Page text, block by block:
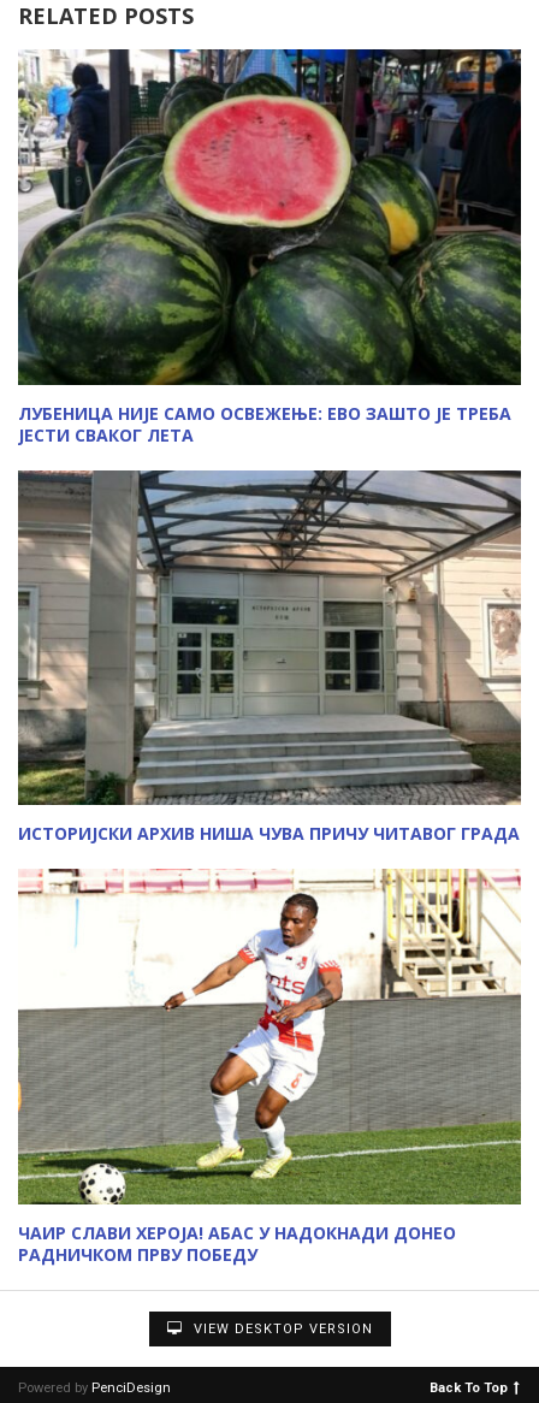
RELATED POSTS
ЛУБЕНИЦА НИЈЕ САМО ОСВЕЖЕЊЕ: ЕВО ЗАШТО ЈЕ ТРЕБА
ЈЕСТИ СВАКОГ ЛЕТА
ИСТОРИЈСКИ АРХИВ НИША ЧУВА ПРИЧУ ЧИТАВОГ ГРАДА
ЧАИР СЛАВИ ХЕРОЈА! АБАС У НАДОКНАДИ ДОНЕО
РАДНИЧКОМ ПРВУ ПОБЕДУ
VIEW DESKTOP VERSION
Powered by PenciDesign Back To Top